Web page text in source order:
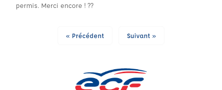
permis. Merci encore ! ??
« Précédent Suivant »